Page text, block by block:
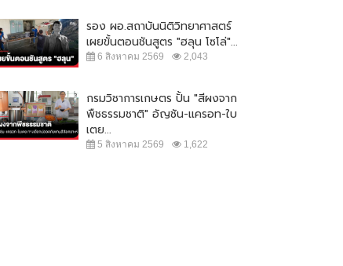
รอง ผอ.สถาบันนิติวิทยาศาสตร์
เผยขั้นตอนชันสูตร "ฮลุน โซโล่"...
6 สิงหาคม 2569 2,043
กรมวิชาการเกษตร ปั้น "สีผงจาก
พืชธรรมชาติ" อัญชัน-แครอท-ใบ
เตย...
5 สิงหาคม 2569 1,622